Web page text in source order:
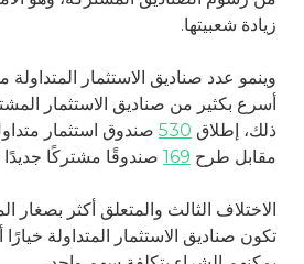
زيادة شعبيتها.
وينمو عدد صناديق الاستثمار المتداولة
أسرع بكثير من صناديق الاستثمار
ذلك، إطلاق 530
مقابل طرح 169 صندوقًا مشتركًا
الاختلاف الثالث والمتعلق أكثر بصغار
تكون صناديق الاستثمار المتداولة